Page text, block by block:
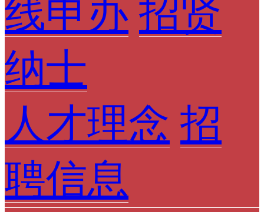
线申办 招贤
纳士
人才理念 招
聘信息